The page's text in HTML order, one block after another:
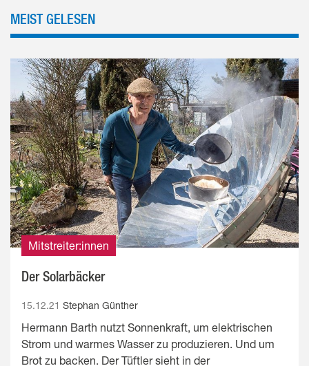
MEIST GELESEN
Mitstreiter:innen
Der Solarbäcker
15.12.21 Stephan Günther
Hermann Barth nutzt Sonnenkraft, um elektrischen
Strom und warmes Wasser zu produzieren. Und um
Brot zu backen. Der Tüftler sieht in der